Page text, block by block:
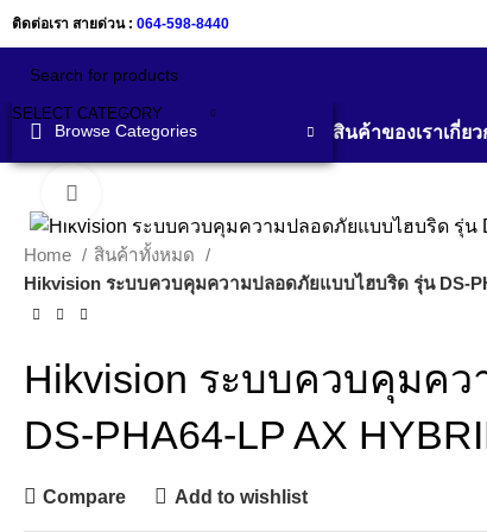
ติดต่อเรา สายด่วน : 064-598-8440
SELECT CATEGORY
Browse Categories สินค้าของเราเกี่ย
Home
สินค้าทั้งหมด
Hikvision ระบบควบคุมความปลอดภัยแบบไฮบริด รุ่น DS-
Hikvision ระบบควบคุมค
DS-PHA64-LP AX
Compare Add to wishlist